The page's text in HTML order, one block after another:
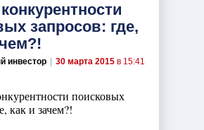
запросов: где,
инвестор 30 марта 2015 в 15:41